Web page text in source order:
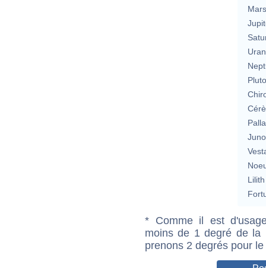
Mars
Lilith
* Comme il est
moins de 1 degré de la
prenons 2 degrés pour